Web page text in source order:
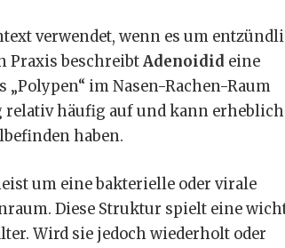
verwendet, wenn es um
Praxis beschreibtAdenoidid eine
im Nasen-Rachen-Raum
häufig auf und kann
haben.
um eine bakterielle oder virale
Diese Struktur spielt eine
Wird sie jedoch wiederholt oder